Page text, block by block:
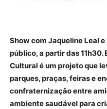
Show com Jaqueline Leal
público, a partir das 11h30.
Cultural é um projeto que
parques, praças, feiras e
confraternização entre
ambiente saudável para